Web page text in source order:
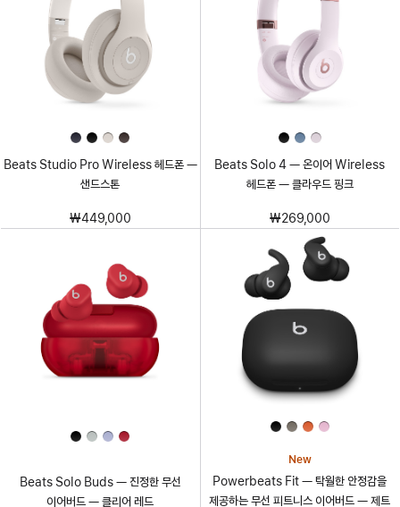
Beats Studio Pro Wireless 헤드폰 —
샌드스톤
₩449,000
Beats Solo 4 — 온이어 Wireless
헤드폰 — 클라우드 핑크
₩269,000
Beats Solo Buds — 진정한 무선
이어버드 — 클리어 레드
New
Powerbeats Fit — 탁월한 안정감을
제공하는 무선 피트니스 이어버드 — 제트